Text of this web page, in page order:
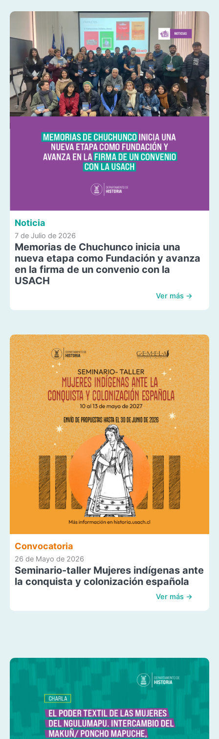
Noticia
7 de Julio de 2026
Memorias de Chuchunco inicia una
nueva etapa como Fundación y avanza
en la firma de un convenio con la
USACH
Ver más →
Convocatoria
26 de Mayo de 2026
Seminario-taller Mujeres indígenas ante
la conquista y colonización española
Ver más →